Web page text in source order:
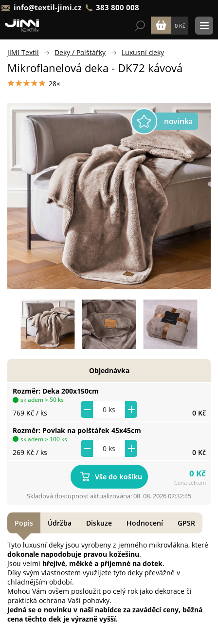
info@textil-jimi.cz 383 800 008
0 Kč
JIMI Textil Deky / Polštářky Luxusní deky
Mikroflanelová deka - DK72 kávová
28×
Rozměr Deka 200x150cm
769 Kč / ks 0 Kč
skladem > 50 ks
Rozměr Povlak na polštářek 45x45cm
269 Kč / ks 0 Kč
skladem > 100 ks
Objednávka
Vše do košíku 0 Kč
Cena celkem
Skladová dostupnost aktualizována: 08. 08. 2026 07:32:45
Tyto luxusní deky jsou vyrobeny z jemného mikrovlákna, které
dokonale napodobuje pravou kožešinu.
Jsou velmi hřejivé, měkké a příjemné na dotek.
Díky svým vlastnostem využijete tyto deky převážně v
chladnějším období.
Mohou Vám ovšem posloužit po celý rok jako dekorace či
praktická ochrana Vaší pohovky.
Jedná se o novinku v naší nabídce za zaváděcí ceny, běžná
cena těchto dek je výrazně vyšší.
Popis Údržba Diskuze Hodnocení GPSR